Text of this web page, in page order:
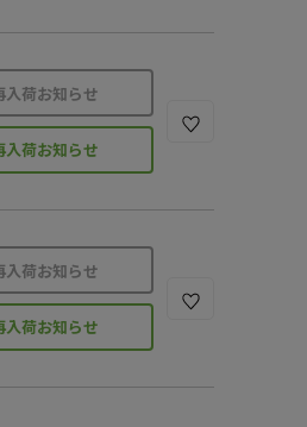
入荷お知らせ
入荷お知らせ
入荷お知らせ
入荷お知らせ